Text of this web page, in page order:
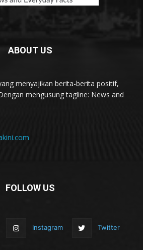
ABOUT US
menyajikan berita-berita positif,
mengusung tagline: News and
FOLLOW US
Instagram Twitter